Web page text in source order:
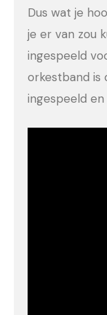
Dus wat je
je er van zou
ingespeeld
orkestband is
ingespeeld